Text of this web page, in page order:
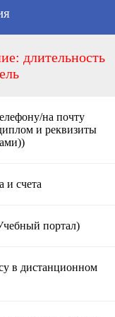
длительность
на почту
и реквизиты
и счета
портал)
в дистанционном